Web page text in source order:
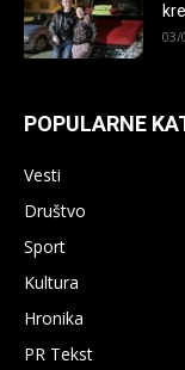
03/
POPULARNE
Vesti
Društvo
Sport
Kultura
Hronika
PR Tekst